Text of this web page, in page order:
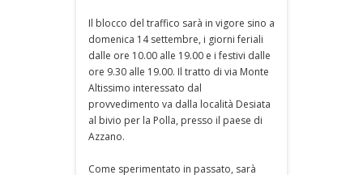
Il blocco del traffico sarà in vigore sino a
domenica 14 settembre, i giorni feriali
dalle ore 10.00 alle 19.00 e i festivi dalle
ore 9.30 alle 19.00. Il tratto di via Monte
Altissimo interessato dal
provvedimento va dalla località Desiata
al bivio per la Polla, presso il paese di
Azzano.
Come sperimentato in passato, sarà